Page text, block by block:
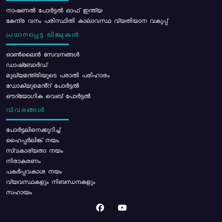
നാഷണൽ പോർട്ടൽ ഓഫ് ഇന്ത്യ
കേന്ദ്ര വനം പരിസ്ഥിതി കാലാവസ്ഥ വ്യതിയാന വകുപ്പ്
പ്രധാനപ്പെട്ട ലിങ്കുകൾ
ഓൺലൈൻ സേവനങ്ങൾ
ഡാഷ്ബോർഡ്
മുഖ്യമന്ത്രിയുടെ പരാതി പരിഹാരം
ഡോക്യുമെൻ്റ് പോർട്ടൽ
ഔദ്യോഗിക വെബ് പോർട്ടൽ
വിവരങ്ങൾ
പോര്‍ട്ടലിനെക്കുറിച്ച്
ഹൈപ്പർലിങ്ക് നയം
സ്വകാര്യതാ നയം
നിരാകരണം
പകർപ്പവകാശ നയം
വ്യവസ്ഥകളും നിബന്ധനകളും
സഹായം